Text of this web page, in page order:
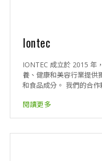
Iontec
IONTEC 成立於 2015 年
養、健康和美容行業提供
和食品成分。 我們的合
閱讀更多